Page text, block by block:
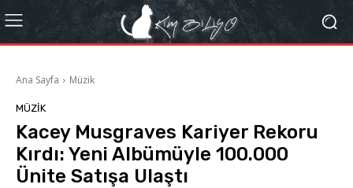
Ana Sayfa Müzik
MÜZIK
Kacey Musgraves Kariyer Rekoru
Kırdı: Yeni Albümüyle 100.000
Ünite Satışa Ulaştı